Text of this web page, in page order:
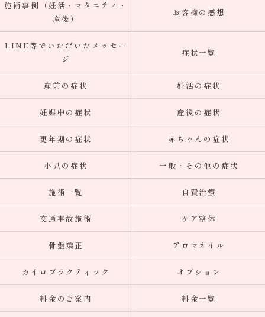
施術事例（妊活・マタニティ・
産後）
お客様の感想
LINE等でいただいたメッセー
ジ
症状一覧
産前の症状 妊活の症状
妊娠中の症状 産後の症状
更年期の症状 赤ちゃんの症状
小児の症状 一般・その他の症状
施術一覧 自費治療
交通事故施術 ケア整体
骨盤矯正 アロマオイル
カイロプラクティック オプション
料金のご案内 料金一覧